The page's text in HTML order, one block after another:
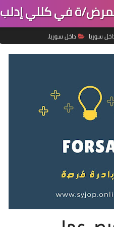
ة في كللي إدلب
سوريا داخل سوريا،